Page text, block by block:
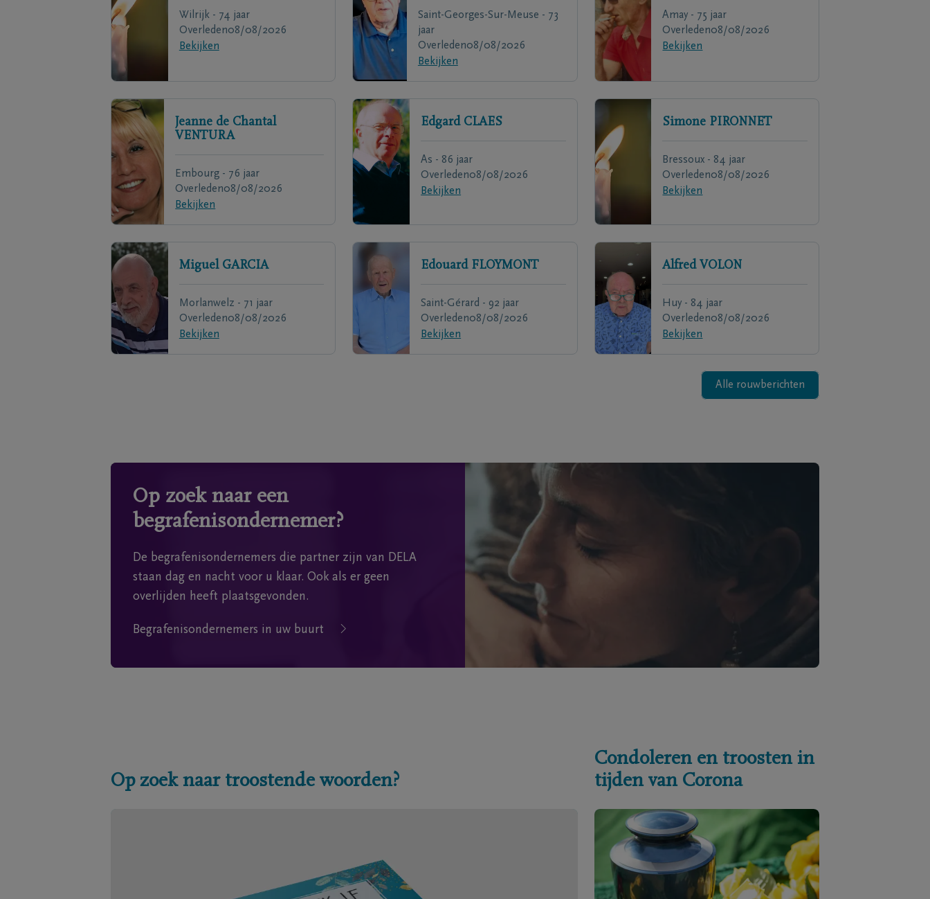
Wilrijk - 74 jaar
Overleden08/08/2026
Bekijken
Saint-Georges-Sur-Meuse - 73
jaar
Overleden08/08/2026
Bekijken
Amay - 75 jaar
Overleden08/08/2026
Bekijken
Jeanne de Chantal
VENTURA
Embourg - 76 jaar
Overleden08/08/2026
Bekijken
Edgard CLAES
As - 86 jaar
Overleden08/08/2026
Bekijken
Simone PIRONNET
Bressoux - 84 jaar
Overleden08/08/2026
Bekijken
Miguel GARCIA
Morlanwelz - 71 jaar
Overleden08/08/2026
Bekijken
Edouard FLOYMONT
Saint-Gérard - 92 jaar
Overleden08/08/2026
Bekijken
Alfred VOLON
Huy - 84 jaar
Overleden08/08/2026
Bekijken
Alle rouwberichten
Op zoek naar een
begrafenisondernemer?
De begrafenisondernemers die partner zijn van DELA
staan dag en nacht voor u klaar. Ook als er geen
overlijden heeft plaatsgevonden.
Begrafenisondernemers in uw buurt
Op zoek naar troostende woorden?
Condoleren en troosten in
tijden van Corona